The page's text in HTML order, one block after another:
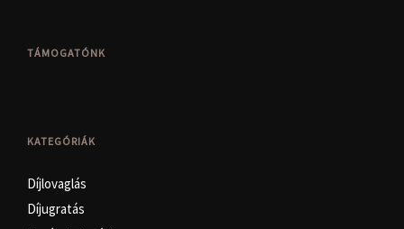
TÁMOGATÓNK
KATEGÓRIÁK
Díjlovaglás
Díjugratás